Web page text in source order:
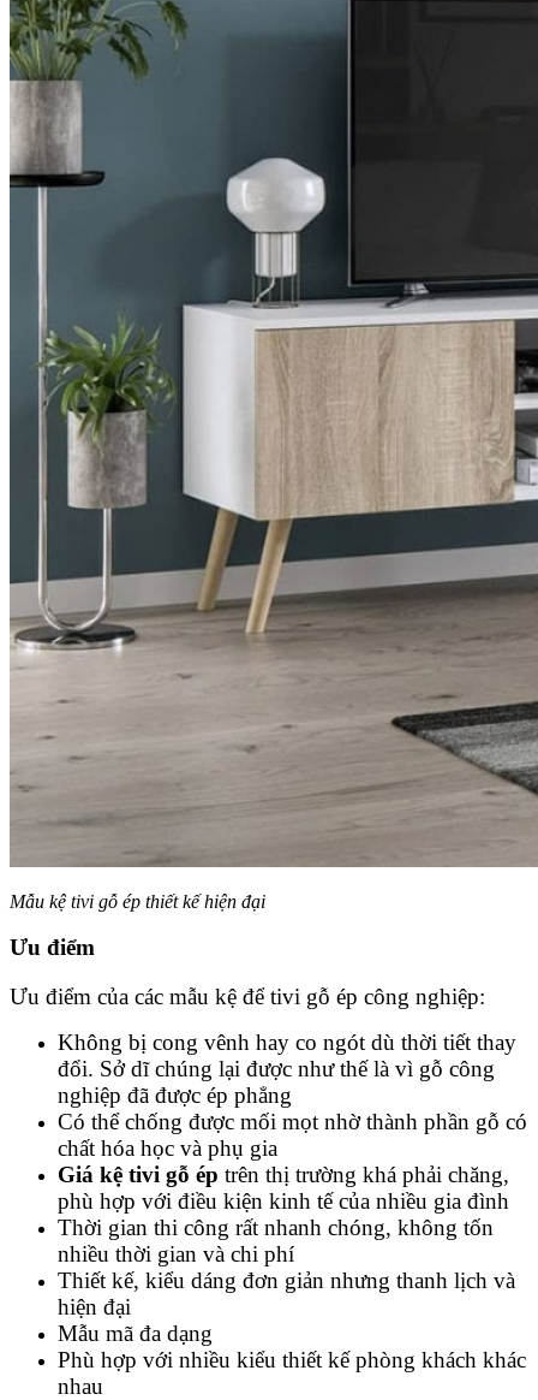
Mẫu kệ tivi gỗ ép thiết kế hiện đại
Ưu điểm
Ưu điểm của các mẫu kệ để tivi gỗ ép công nghiệp:
Không bị cong vênh hay co ngót dù thời tiết thay
đổi. Sở dĩ chúng lại được như thế là vì gỗ công
nghiệp đã được ép phẳng
Có thể chống được mối mọt nhờ thành phần gỗ có
chất hóa học và phụ gia
Giá kệ tivi gỗ ép trên thị trường khá phải chăng,
phù hợp với điều kiện kinh tế của nhiều gia đình
Thời gian thi công rất nhanh chóng, không tốn
nhiều thời gian và chi phí
Thiết kế, kiểu dáng đơn giản nhưng thanh lịch và
hiện đại
Mẫu mã đa dạng
Phù hợp với nhiều kiểu thiết kế phòng khách khác
nhau